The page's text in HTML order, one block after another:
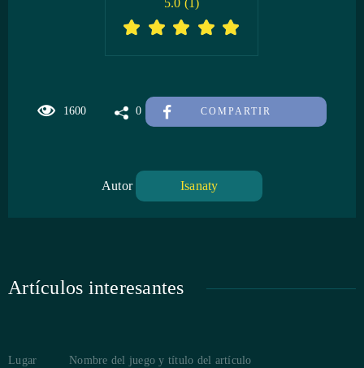
1600 0 COMPARTIR
5.0 (1)
Autor Isanaty
Artículos interesantes
Lugar Nombre del juego y título del artículo